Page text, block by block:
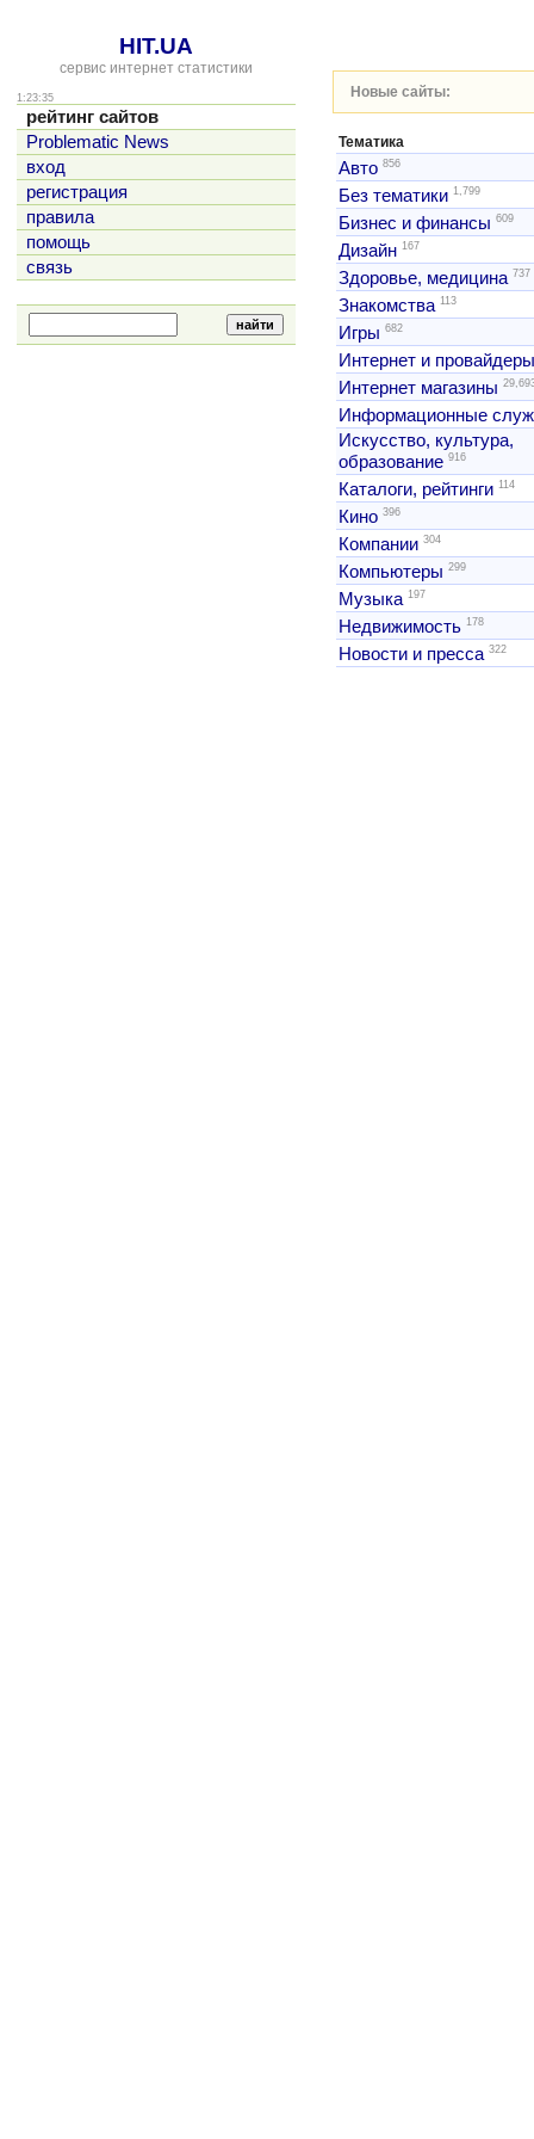
HIT.UA
сервис интернет статистики
1:23:35
рейтинг сайтов
Problematic News
вход
регистрация
правила
помощь
связь
Новые сайты:
Тематика
Авто 856
Без тематики 1,799
Бизнес и финансы 609
Дизайн 167
Здоровье, медицина 737
Знакомства 113
Игры 682
Интернет и провайдеры
Интернет магазины
Информационные
Искусство, культура,
образование 916
Каталоги, рейтинги 114
Кино 396
Компании 304
Компьютеры 299
Музыка 197
Недвижимость 178
Новости и пресса 322